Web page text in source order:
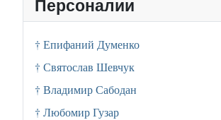
Персоналии
† Епифаний Думенко
† Святослав Шевчук
† Владимир Сабодан
† Любомир Гузар